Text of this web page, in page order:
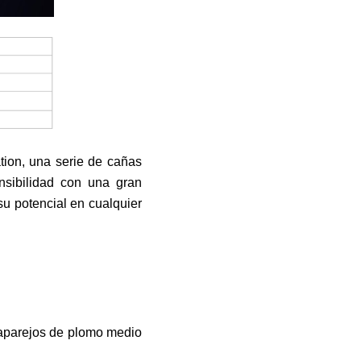
una serie de cañas
con una gran
potencial en cualquier
de plomo medio